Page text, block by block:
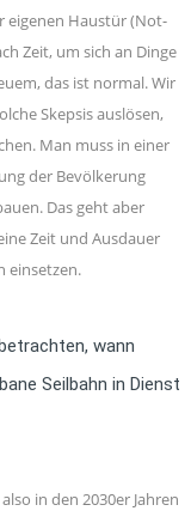
eigenen Haustür (Not-
Zeit, um sich an Dinge
das ist normal. Wir
Skepsis auslösen,
Man muss in einer
der Bevölkerung
Das geht aber
Zeit und Ausdauer
einsetzen.
wann
Seilbahn in Dienst
in den 2030er Jahren